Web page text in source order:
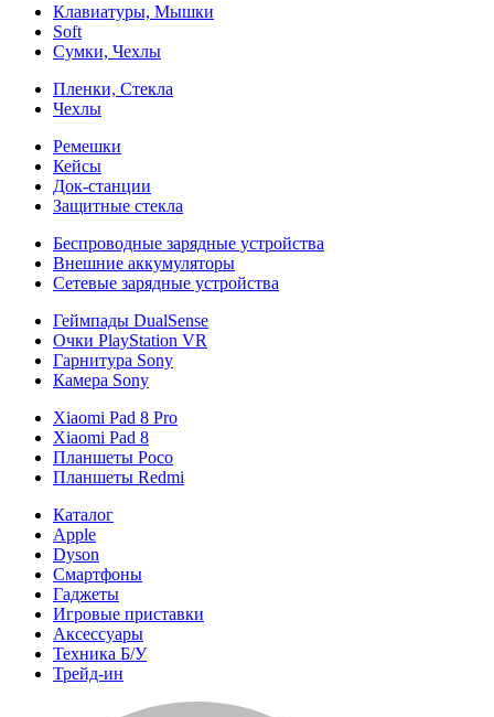
Клавиатуры, Мышки
Soft
Сумки, Чехлы
Пленки, Стекла
Чехлы
Ремешки
Кейсы
Док-станции
Защитные стекла
Беспроводные зарядные устройства
Внешние аккумуляторы
Сетевые зарядные устройства
Геймпады DualSense
Очки PlayStation VR
Гарнитура Sony
Камера Sony
Xiaomi Pad 8 Pro
Xiaomi Pad 8
Планшеты Poco
Планшеты Redmi
Каталог
Apple
Dyson
Смартфоны
Гаджеты
Игровые приставки
Аксессуары
Техника Б/У
Трейд-ин